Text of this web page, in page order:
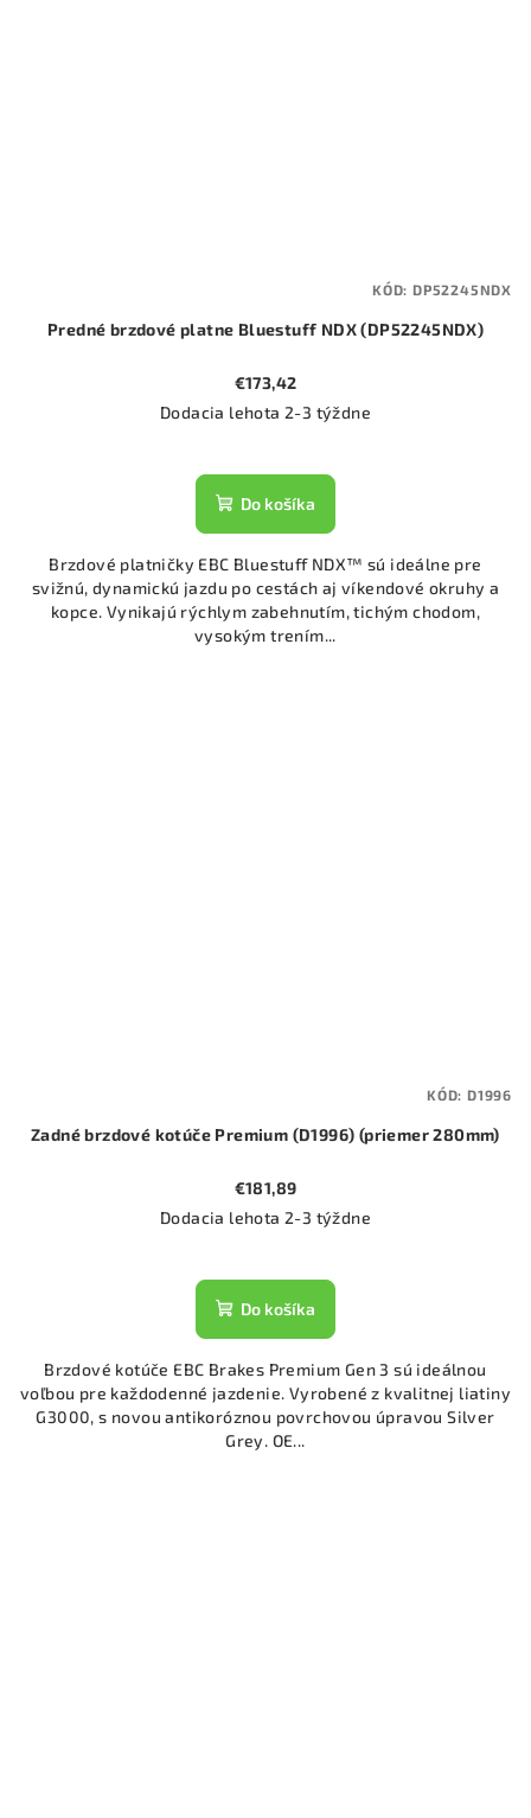
Predné brzdové platne Bluestuff NDX (DP52245NDX)
€173,42
Dodacia lehota 2-3 týždne
Do košíka
Brzdové platničky EBC Bluestuff NDX™ sú ideálne pre
svižnú, dynamickú jazdu po cestách aj víkendové okruhy a
kopce. Vynikajú rýchlym zabehnutím, tichým chodom,
vysokým trením...
KÓD: DP52245NDX
Zadné brzdové kotúče Premium (D1996) (priemer 280mm)
€181,89
Dodacia lehota 2-3 týždne
Do košíka
Brzdové kotúče EBC Brakes Premium Gen 3 sú ideálnou
voľbou pre každodenné jazdenie. Vyrobené z kvalitnej liatiny
G3000, s novou antikoróznou povrchovou úpravou Silver
Grey. OE...
KÓD: D1996